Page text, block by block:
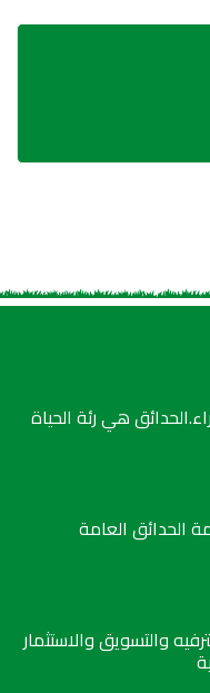
هي رئة الحياة
الحدائق العامة
والتسويق والاستثمار